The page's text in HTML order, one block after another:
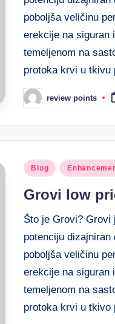
poboljša veličinu
erekcije na siguran
temeljenom na
protoka krvi u
review points
Blog
Grovi low
Što je Grovi?
potenciju
poboljša veličinu
erekcije na siguran
temeljenom na
protoka krvi u